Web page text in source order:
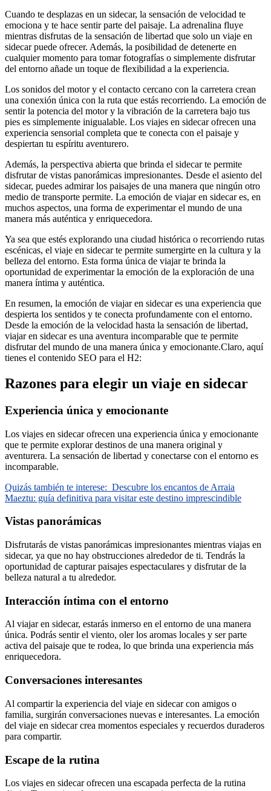
Cuando te desplazas en un sidecar, la sensación de velocidad te
emociona y te hace sentir parte del paisaje. La adrenalina fluye
mientras disfrutas de la sensación de libertad que solo un viaje en
sidecar puede ofrecer. Además, la posibilidad de detenerte en
cualquier momento para tomar fotografías o simplemente disfrutar
del entorno añade un toque de flexibilidad a la experiencia.
Los sonidos del motor y el contacto cercano con la carretera crean
una conexión única con la ruta que estás recorriendo. La emoción de
sentir la potencia del motor y la vibración de la carretera bajo tus
pies es simplemente inigualable. Los viajes en sidecar ofrecen una
experiencia sensorial completa que te conecta con el paisaje y
despiertan tu espíritu aventurero.
Además, la perspectiva abierta que brinda el sidecar te permite
disfrutar de vistas panorámicas impresionantes. Desde el asiento del
sidecar, puedes admirar los paisajes de una manera que ningún otro
medio de transporte permite. La emoción de viajar en sidecar es, en
muchos aspectos, una forma de experimentar el mundo de una
manera más auténtica y enriquecedora.
Ya sea que estés explorando una ciudad histórica o recorriendo rutas
escénicas, el viaje en sidecar te permite sumergirte en la cultura y la
belleza del entorno. Esta forma única de viajar te brinda la
oportunidad de experimentar la emoción de la exploración de una
manera íntima y auténtica.
En resumen, la emoción de viajar en sidecar es una experiencia que
despierta los sentidos y te conecta profundamente con el entorno.
Desde la emoción de la velocidad hasta la sensación de libertad,
viajar en sidecar es una aventura incomparable que te permite
disfrutar del mundo de una manera única y emocionante.Claro, aquí
tienes el contenido SEO para el H2:
Razones para elegir un viaje en sidecar
Experiencia única y emocionante
Los viajes en sidecar ofrecen una experiencia única y emocionante
que te permite explorar destinos de una manera original y
aventurera. La sensación de libertad y conectarse con el entorno es
incomparable.
Quizás también te interese: Descubre los encantos de Arraia
Maeztu: guía definitiva para visitar este destino imprescindible
Vistas panorámicas
Disfrutarás de vistas panorámicas impresionantes mientras viajas en
sidecar, ya que no hay obstrucciones alrededor de ti. Tendrás la
oportunidad de capturar paisajes espectaculares y disfrutar de la
belleza natural a tu alrededor.
Interacción íntima con el entorno
Al viajar en sidecar, estarás inmerso en el entorno de una manera
única. Podrás sentir el viento, oler los aromas locales y ser parte
activa del paisaje que te rodea, lo que brinda una experiencia más
enriquecedora.
Conversaciones interesantes
Al compartir la experiencia del viaje en sidecar con amigos o
familia, surgirán conversaciones nuevas e interesantes. La emoción
del viaje en sidecar crea momentos especiales y recuerdos duraderos
para compartir.
Escape de la rutina
Los viajes en sidecar ofrecen una escapada perfecta de la rutina